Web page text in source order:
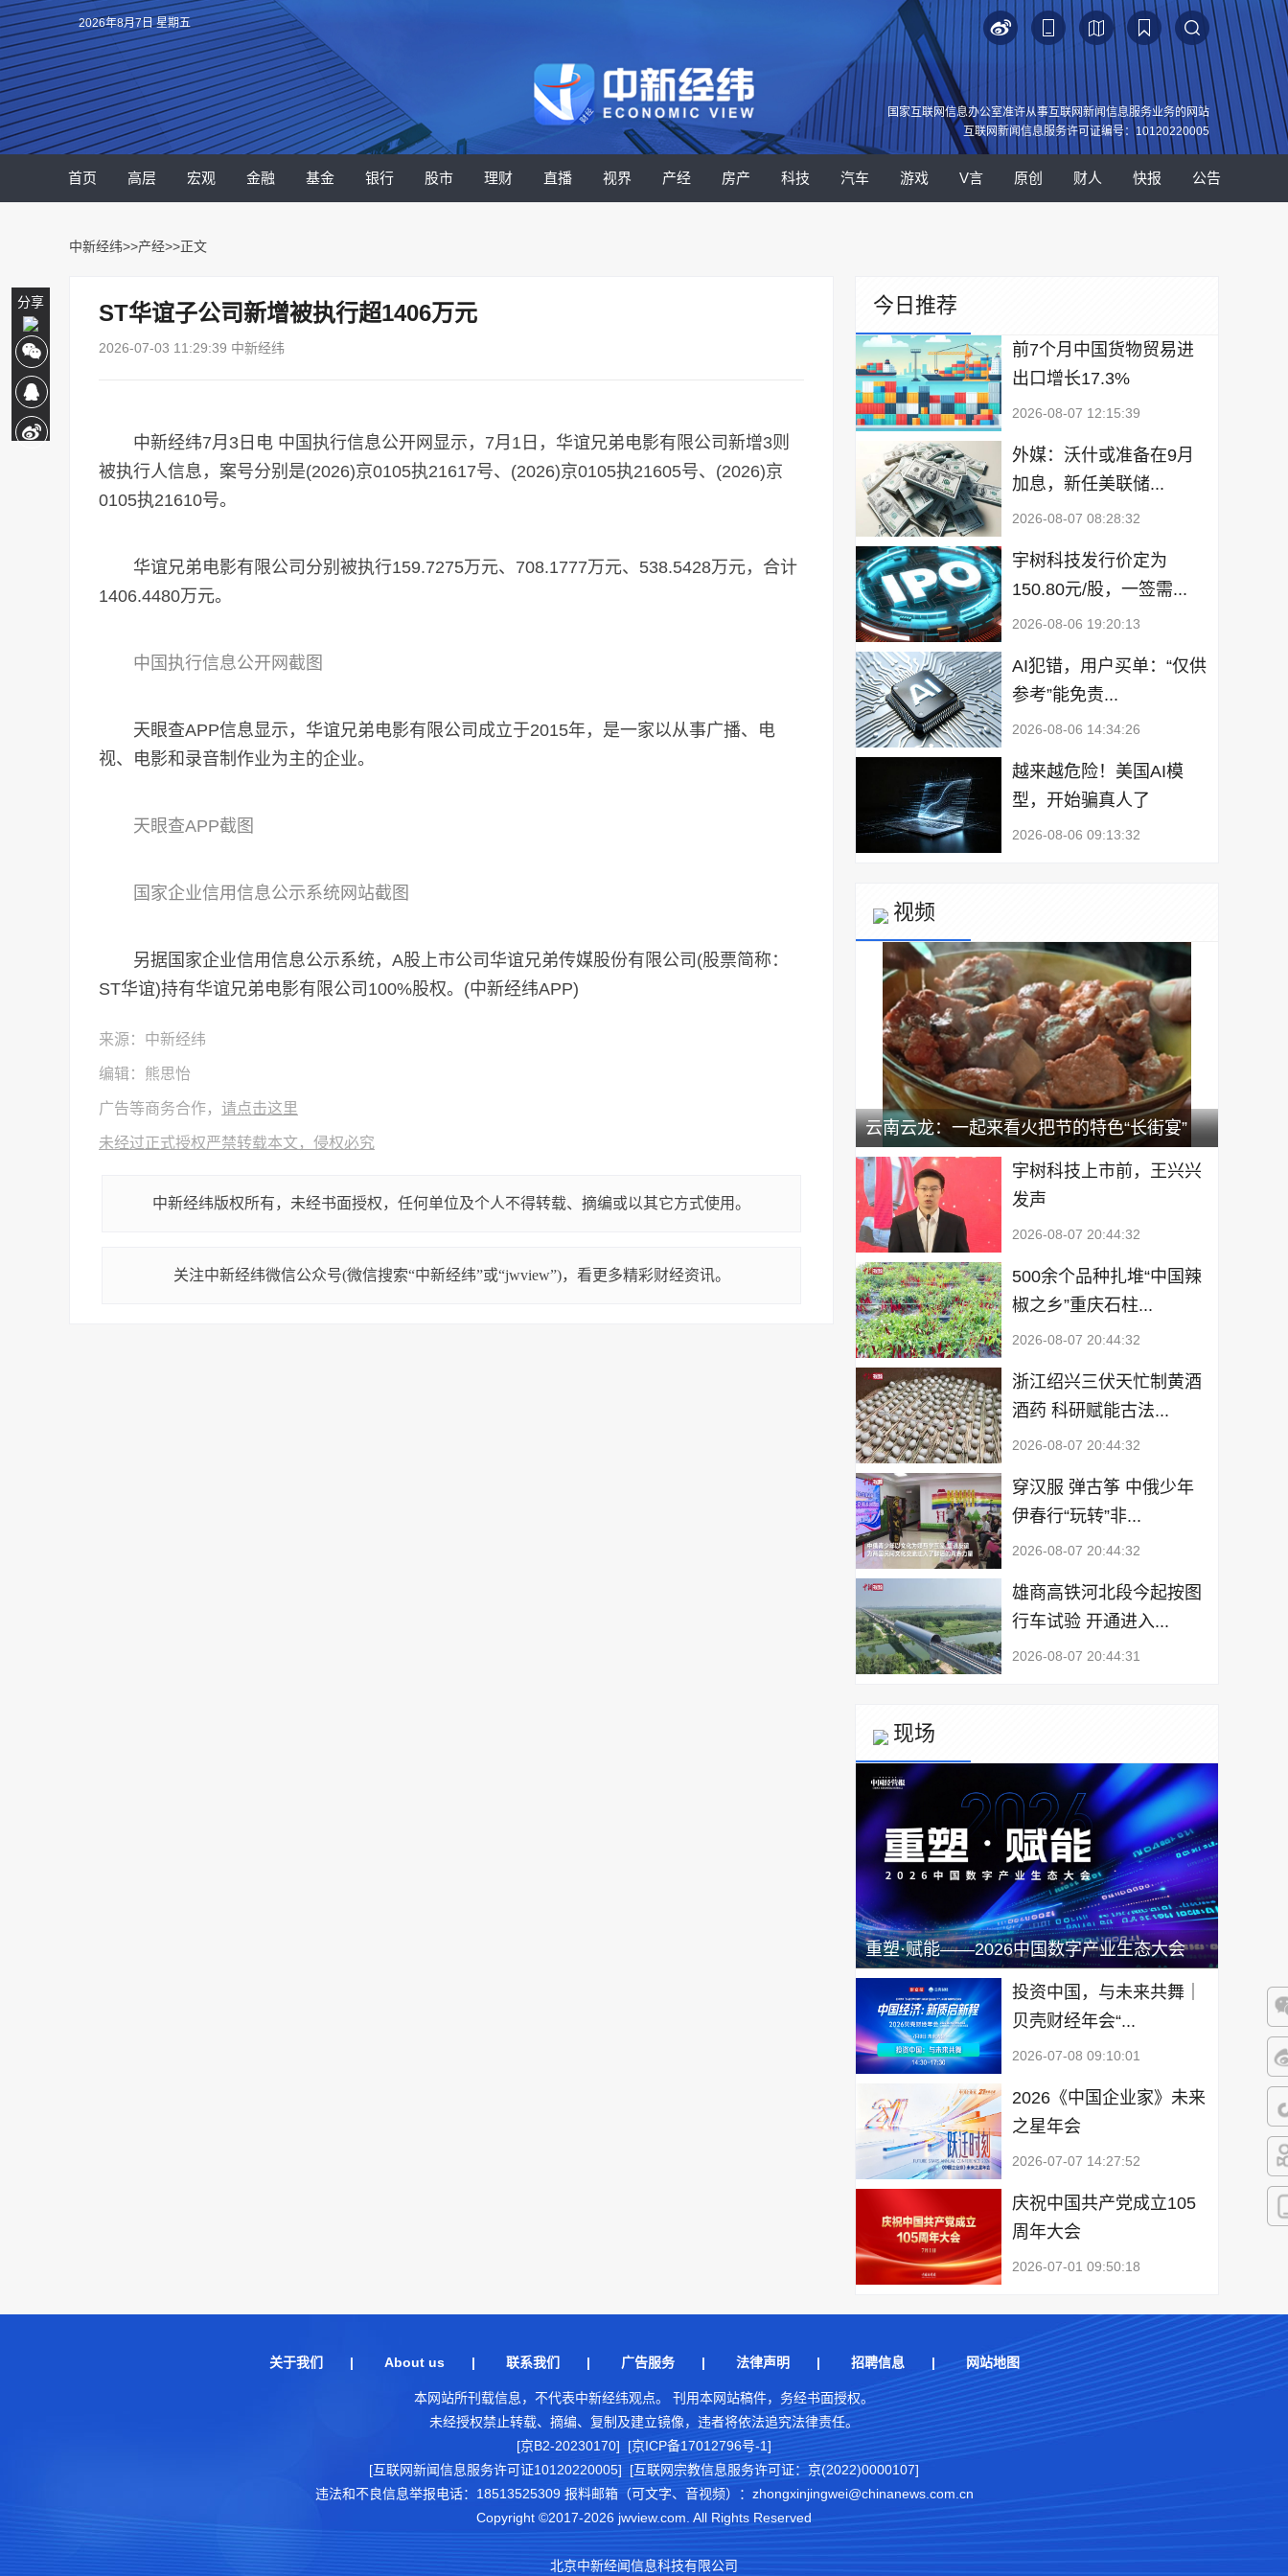
微
微
抖
快
分享
2026年8月7日 星期五
国家互联网信息办公室准许从事互联网新闻信息服务业务的网站
互联网新闻信息服务许可证编号：10120220005
首页 高层 宏观 金融 基金 银行 股市 理财 直播 视界 产经 房产 科技 汽车 游戏 V言 原创 财人 快报 公告
中新经纬>>产经>>正文
ST华谊子公司新增被执行超1406万元
2026-07-03 11:29:39 中新经纬
中新经纬7月3日电 中国执行信息公开网显示，7月1日，华谊兄弟电影有限公司新增3则
被执行人信息，案号分别是(2026)京0105执21617号、(2026)京0105执21605号、(2026)京
0105执21610号。
华谊兄弟电影有限公司分别被执行159.7275万元、708.1777万元、538.5428万元，合计
1406.4480万元。
中国执行信息公开网截图
天眼查APP信息显示，华谊兄弟电影有限公司成立于2015年，是一家以从事广播、电
视、电影和录音制作业为主的企业。
天眼查APP截图
国家企业信用信息公示系统网站截图
另据国家企业信用信息公示系统，A股上市公司华谊兄弟传媒股份有限公司(股票简称：
ST华谊)持有华谊兄弟电影有限公司100%股权。(中新经纬APP)
来源：中新经纬
编辑：熊思怡
广告等商务合作， 请点击这里
未经过正式授权严禁转载本文，侵权必究
中新经纬版权所有，未经书面授权，任何单位及个人不得转载、摘编或以其它方式使用。
关注中新经纬微信公众号(微信搜索“中新经纬”或“jwview”)，看更多精彩财经资讯。
今日推荐
前7个月中国货物贸易进
出口增长17.3%
2026-08-07 12:15:39
外媒：沃什或准备在9月
加息，新任美联储...
2026-08-07 08:28:32
宇树科技发行价定为
150.80元/股，一签需...
2026-08-06 19:20:13
AI犯错，用户买单：“仅供
参考”能免责...
2026-08-06 14:34:26
越来越危险！美国AI模
型，开始骗真人了
2026-08-06 09:13:32
视频
云南云龙：一起来看火把节的特色“长街宴”
宇树科技上市前，王兴兴
发声
2026-08-07 20:44:32
500余个品种扎堆“中国辣
椒之乡”重庆石柱...
2026-08-07 20:44:32
浙江绍兴三伏天忙制黄酒
酒药 科研赋能古法...
2026-08-07 20:44:32
穿汉服 弹古筝 中俄少年
伊春行“玩转”非...
2026-08-07 20:44:32
雄商高铁河北段今起按图
行车试验 开通进入...
2026-08-07 20:44:31
现场
重塑·赋能——2026中国数字产业生态大会
投资中国，与未来共舞｜
贝壳财经年会“...
2026-07-08 09:10:01
2026《中国企业家》未来
之星年会
2026-07-07 14:27:52
庆祝中国共产党成立105
周年大会
2026-07-01 09:50:18
关于我们 | About us| 联系我们 | 广告服务| 法律声明 | 招聘信息 | 网站地图
本网站所刊载信息，不代表中新经纬观点。 刊用本网站稿件，务经书面授权。
未经授权禁止转载、摘编、复制及建立镜像，违者将依法追究法律责任。
[京B2-20230170] [京ICP备17012796号-1]
[互联网新闻信息服务许可证10120220005]
[互联网宗教信息服务许可证：京(2022)0000107]
违法和不良信息举报电话：18513525309 报料邮箱（可文字、音视频）：zhongxinjingwei@chinanews.com.cn
Copyright ©2017-2026 jwview.com. All Rights Reserved
北京中新经闻信息科技有限公司